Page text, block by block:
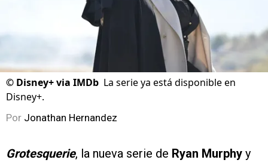
© Disney+ via IMDb La serie ya está disponible en
Disney+.
Por Jonathan Hernandez
Grotesquerie, la nueva serie de Ryan Murphy y